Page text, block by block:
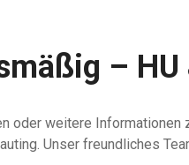
– HU
oder weitere
Unser freundliches